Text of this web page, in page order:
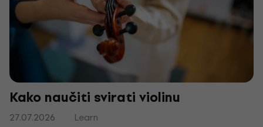
Kako naučiti svirati violinu
27.07.2026
Learn